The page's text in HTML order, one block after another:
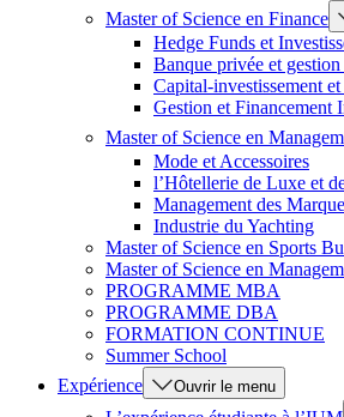
Master of Science en Finance
Hedge Funds et
Banque privée et
Capital-investissement
Gestion et Financement
Master of Science en
Mode et Accessoires
l’Hôtellerie de Luxe et
Management des
Industrie du Yachting
Master of Science en Sports
Master of Science en
PROGRAMME MBA
PROGRAMME DBA
FORMATION CONTINUE
Summer School
Expérience
Ouvrir le menu